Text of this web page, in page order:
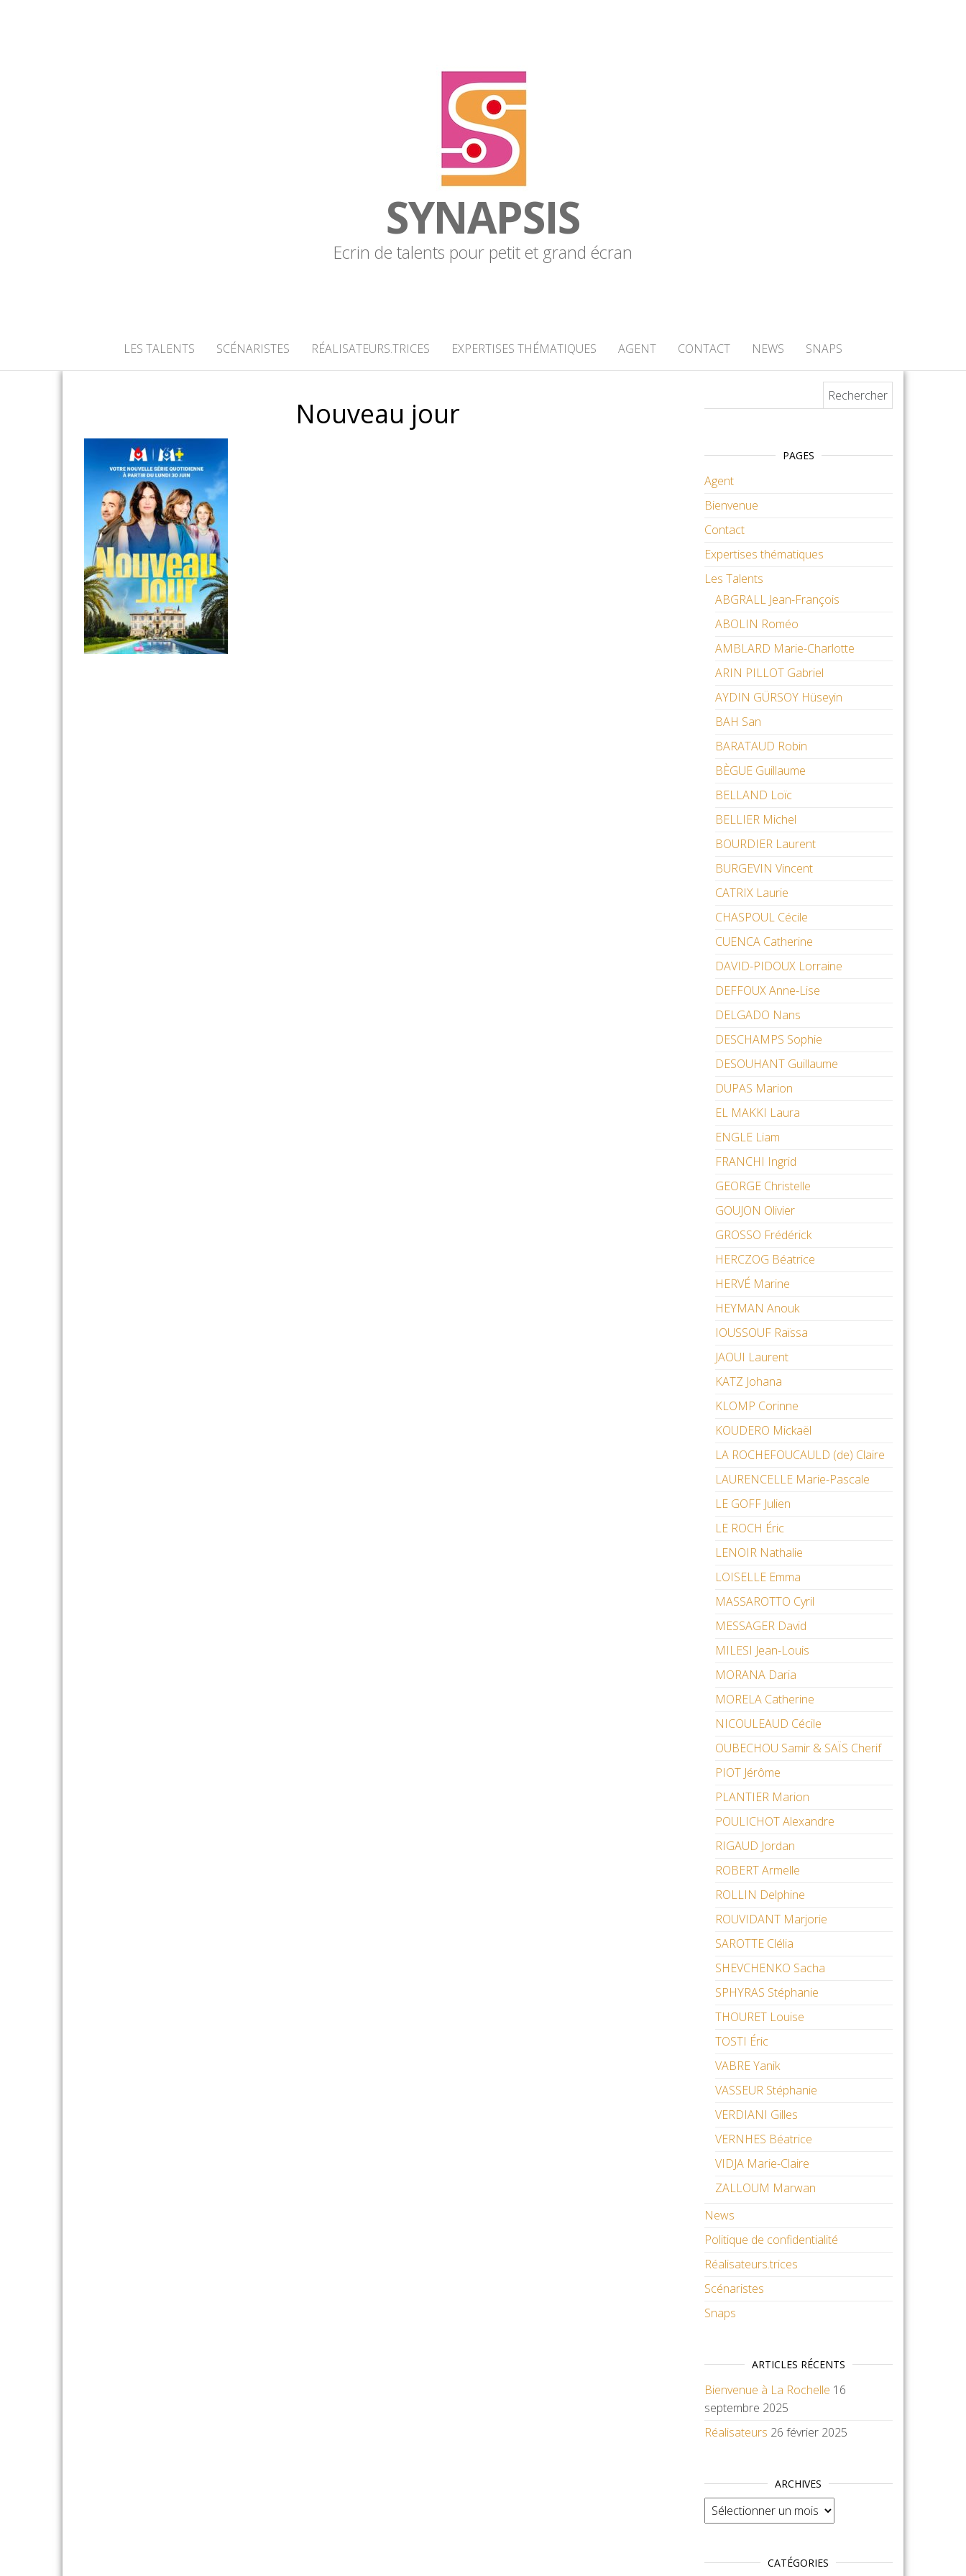
SYNAPSIS
Ecrin de talents pour petit et grand écran
LES TALENTS SCÉNARISTES RÉALISATEURS.TRICES EXPERTISES THÉMATIQUES AGENT CONTACT NEWS SNAPS
Nouveau jour
PAGES
Agent
Bienvenue
Contact
Expertises thématiques
Les Talents
ABGRALL Jean-François
ABOLIN Roméo
AMBLARD Marie-Charlotte
ARIN PILLOT Gabriel
AYDIN GÜRSOY Hüseyin
BAH San
BARATAUD Robin
BÈGUE Guillaume
BELLAND Loïc
BELLIER Michel
BOURDIER Laurent
BURGEVIN Vincent
CATRIX Laurie
CHASPOUL Cécile
CUENCA Catherine
DAVID-PIDOUX Lorraine
DEFFOUX Anne-Lise
DELGADO Nans
DESCHAMPS Sophie
DESOUHANT Guillaume
DUPAS Marion
EL MAKKI Laura
ENGLE Liam
FRANCHI Ingrid
GEORGE Christelle
GOUJON Olivier
GROSSO Frédérick
HERCZOG Béatrice
HERVÉ Marine
HEYMAN Anouk
IOUSSOUF Raïssa
JAOUI Laurent
KATZ Johana
KLOMP Corinne
KOUDERO Mickaël
LA ROCHEFOUCAULD (de) Claire
LAURENCELLE Marie-Pascale
LE GOFF Julien
LE ROCH Éric
LENOIR Nathalie
LOISELLE Emma
MASSAROTTO Cyril
MESSAGER David
MILESI Jean-Louis
MORANA Daria
MORELA Catherine
NICOULEAUD Cécile
OUBECHOU Samir & SAÏS Cherif
PIOT Jérôme
PLANTIER Marion
POULICHOT Alexandre
RIGAUD Jordan
ROBERT Armelle
ROLLIN Delphine
ROUVIDANT Marjorie
SAROTTE Clélia
SHEVCHENKO Sacha
SPHYRAS Stéphanie
THOURET Louise
TOSTI Éric
VABRE Yanik
VASSEUR Stéphanie
VERDIANI Gilles
VERNHES Béatrice
VIDJA Marie-Claire
ZALLOUM Marwan
News
Politique de confidentialité
Réalisateurs.trices
Scénaristes
Snaps
ARTICLES RÉCENTS
Bienvenue à La Rochelle 16
septembre 2025
Réalisateurs 26 février 2025
ARCHIVES
Archives
CATÉGORIES